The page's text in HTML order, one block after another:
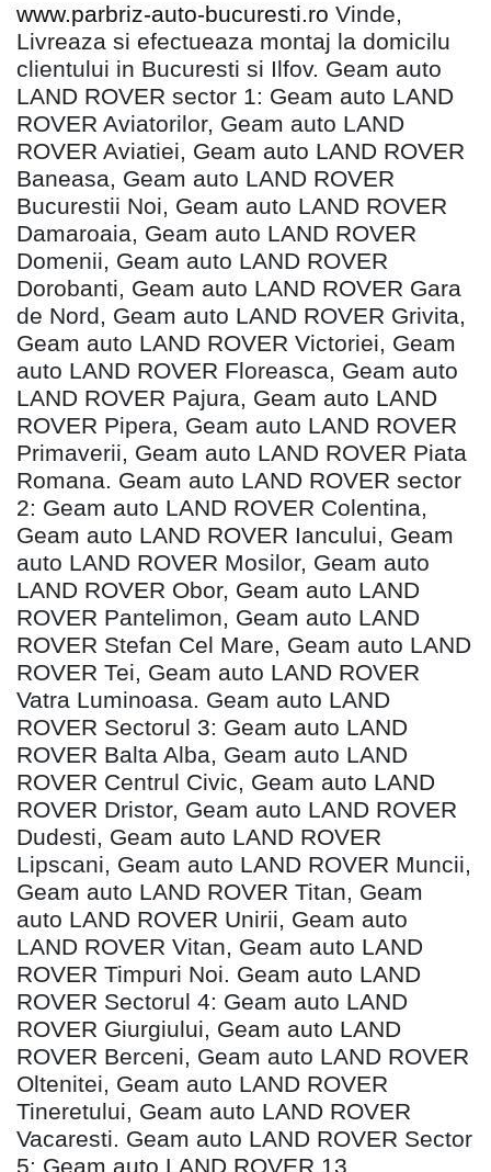
www.parbriz-auto-bucuresti.ro Vinde,
Livreaza si efectueaza montaj la domicilu
clientului in Bucuresti si Ilfov. Geam auto
LAND ROVER sector 1: Geam auto LAND
ROVER Aviatorilor, Geam auto LAND
ROVER Aviatiei, Geam auto LAND ROVER
Baneasa, Geam auto LAND ROVER
Bucurestii Noi, Geam auto LAND ROVER
Damaroaia, Geam auto LAND ROVER
Domenii, Geam auto LAND ROVER
Dorobanti, Geam auto LAND ROVER Gara
de Nord, Geam auto LAND ROVER Grivita,
Geam auto LAND ROVER Victoriei, Geam
auto LAND ROVER Floreasca, Geam auto
LAND ROVER Pajura, Geam auto LAND
ROVER Pipera, Geam auto LAND ROVER
Primaverii, Geam auto LAND ROVER Piata
Romana. Geam auto LAND ROVER sector
2: Geam auto LAND ROVER Colentina,
Geam auto LAND ROVER Iancului, Geam
auto LAND ROVER Mosilor, Geam auto
LAND ROVER Obor, Geam auto LAND
ROVER Pantelimon, Geam auto LAND
ROVER Stefan Cel Mare, Geam auto LAND
ROVER Tei, Geam auto LAND ROVER
Vatra Luminoasa. Geam auto LAND
ROVER Sectorul 3: Geam auto LAND
ROVER Balta Alba, Geam auto LAND
ROVER Centrul Civic, Geam auto LAND
ROVER Dristor, Geam auto LAND ROVER
Dudesti, Geam auto LAND ROVER
Lipscani, Geam auto LAND ROVER Muncii,
Geam auto LAND ROVER Titan, Geam
auto LAND ROVER Unirii, Geam auto
LAND ROVER Vitan, Geam auto LAND
ROVER Timpuri Noi. Geam auto LAND
ROVER Sectorul 4: Geam auto LAND
ROVER Giurgiului, Geam auto LAND
ROVER Berceni, Geam auto LAND ROVER
Oltenitei, Geam auto LAND ROVER
Tineretului, Geam auto LAND ROVER
Vacaresti. Geam auto LAND ROVER Sector
5: Geam auto LAND ROVER 13